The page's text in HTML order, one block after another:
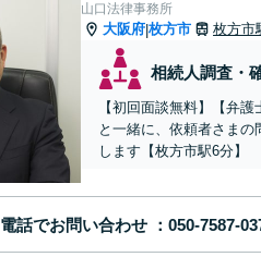
山口法律事務所
大阪府|枚方市 枚方市
相続人調査・
【初回面談無料】【弁
と一緒に、依頼者さま
します【枚方市駅6分】
電話でお問い合わせ